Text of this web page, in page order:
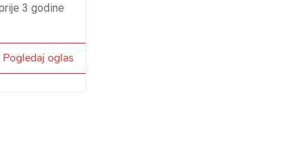
3 godine
Pogledaj oglas